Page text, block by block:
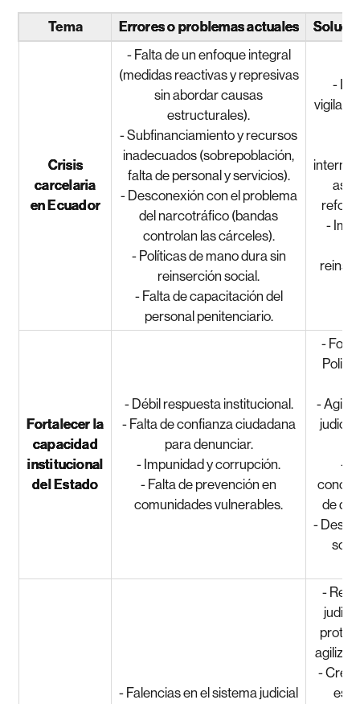
Tema Errores o problemas actuales
Crisis
carcelaria
en Ecuador
- Falta de un enfoque integral
(medidas reactivas y represivas
sin abordar causas
estructurales).
- Subfinanciamiento y recursos
inadecuados (sobrepoblación,
falta de personal y servicios).
- Desconexión con el problema
del narcotráfico (bandas
controlan las cárceles).
- Políticas de mano dura sin
reinserción social.
- Falta de capacitación del
personal penitenciario.
-
-
Fortalecer la
capacidad
institucional
del Estado
- Débil respuesta institucional.
- Falta de confianza ciudadana
para denunciar.
- Impunidad y corrupción.
- Falta de prevención en
comunidades vulnerables.
-
-
-
de
-
- Falencias en el sistema judicial
-
-